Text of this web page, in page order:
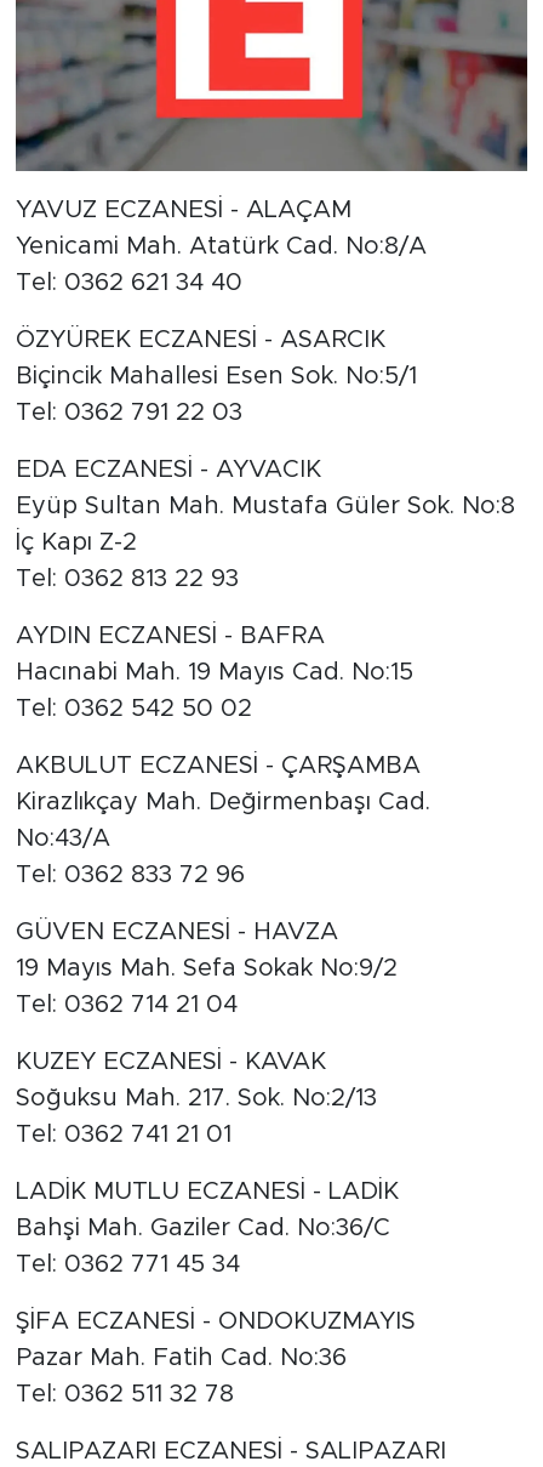
YAVUZ ECZANESİ - ALAÇAM
Yenicami Mah. Atatürk Cad. No:8/A
Tel: 0362 621 34 40
ÖZYÜREK ECZANESİ - ASARCIK
Biçincik Mahallesi Esen Sok. No:5/1
Tel: 0362 791 22 03
EDA ECZANESİ - AYVACIK
Eyüp Sultan Mah. Mustafa Güler Sok. No:8
İç Kapı Z-2
Tel: 0362 813 22 93
AYDIN ECZANESİ - BAFRA
Hacınabi Mah. 19 Mayıs Cad. No:15
Tel: 0362 542 50 02
AKBULUT ECZANESİ - ÇARŞAMBA
Kirazlıkçay Mah. Değirmenbaşı Cad.
No:43/A
Tel: 0362 833 72 96
GÜVEN ECZANESİ - HAVZA
19 Mayıs Mah. Sefa Sokak No:9/2
Tel: 0362 714 21 04
KUZEY ECZANESİ - KAVAK
Soğuksu Mah. 217. Sok. No:2/13
Tel: 0362 741 21 01
LADİK MUTLU ECZANESİ - LADİK
Bahşi Mah. Gaziler Cad. No:36/C
Tel: 0362 771 45 34
ŞİFA ECZANESİ - ONDOKUZMAYIS
Pazar Mah. Fatih Cad. No:36
Tel: 0362 511 32 78
SALIPAZARI ECZANESİ - SALIPAZARI